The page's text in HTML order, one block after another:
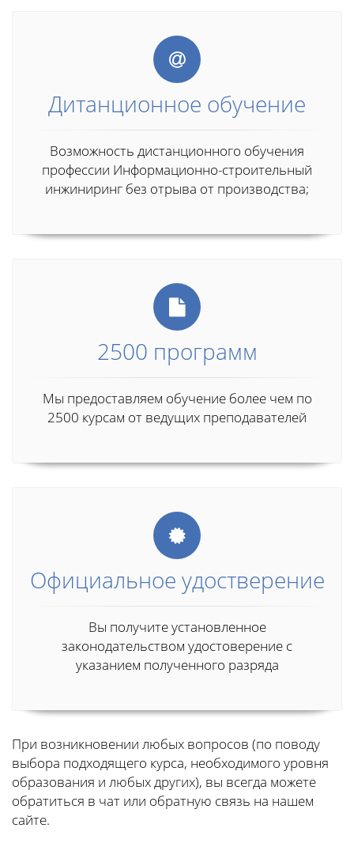
Дитанционное обучение
Возможность дистанционного обучения
профессии Информационно-строительный
инжиниринг без отрыва от производства;
2500 программ
Мы предоставляем обучение более чем по
2500 курсам от ведущих преподавателей
Официальное удостверение
Вы получите установленное
законодательством удостоверение с
указанием полученного разряда
При возникновении любых вопросов (по поводу
выбора подходящего курса, необходимого уровня
образования и любых других), вы всегда можете
обратиться в чат или обратную связь на нашем
сайте.